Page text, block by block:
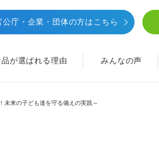
公庁・企業・団体の方はこちら
品が選ばれる理由 みんなの声
来の子ども達を守る備えの実践～